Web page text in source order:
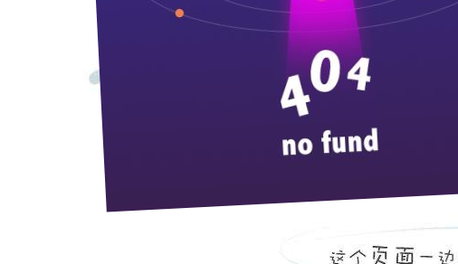
湖北枝江酒业股份有限公司（以下简称